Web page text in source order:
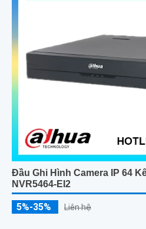
Đầu Ghi Hình Camera IP 64
NVR5464-EI2
5%-35% Liên hệ